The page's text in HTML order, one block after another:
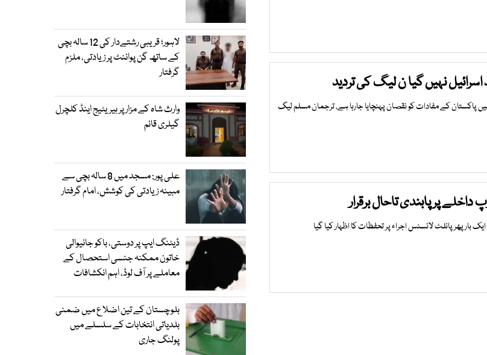
نہیں گیا ن لیگ کی تردید
پاکستان کے مفادات کو نقصان پہنچایا جارہا ہے، ترجمان مسلم لیگ
داخلے پر پابندی تاحال برقرار
پھر پائلٹ لائسنس اجراء پر تحفظات کا اظہار کیا گیا
لاہور؛ قریبی رشتےدار کی 12 سالہ بچی
کے ساتھ گن پوائنٹ پر زیادتی، ملزم
گرفتار
وارث شاہ کے مزار پر ہیریٹیج اینڈ کلچرل
گیلری قائم
علی پور: مسجد میں 8 سالہ بچی سے
مبینہ زیادتی کی کوشش، امام گرفتار
ڈیٹنگ ایپ پر دوستی، باکو جانیوالی
خاتون ممکنہ جنسی استحصال کے
معاملے پر آف لوڈ، اہم انکشافات
بلوچستان کے تین اضلاع میں ضمنی
بلدیاتی انتخابات کے سلسلے میں
پولنگ جاری